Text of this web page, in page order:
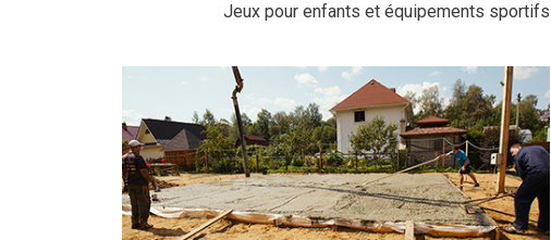
Jeux pour enfants et équipements sportifs